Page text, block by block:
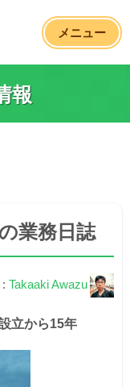
メニュー
報
業務日誌
Takaaki Awazu
立から15年